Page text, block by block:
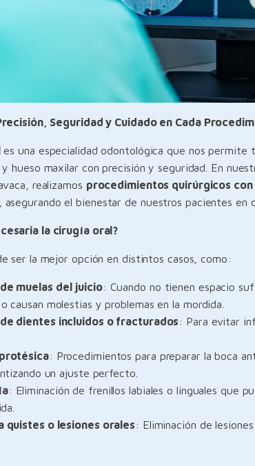
Seguridad y Cuidado en Cada
es una especialidad odontológica que nos permite
hueso maxilar con precisión y seguridad. En
realizamos procedimientos quirúrgicos
asegurando el bienestar de nuestros pacientes en
la cirugía oral?
ser la mejor opción en distintos casos, como:
muelas del juicio: Cuando no tienen espacio
causan molestias y problemas en la mordida.
dientes incluidos o fracturados: Para evitar
: Procedimientos para preparar la boca
un ajuste perfecto.
: Eliminación de frenillos labiales o linguales que
quistes o lesiones orales: Eliminación de